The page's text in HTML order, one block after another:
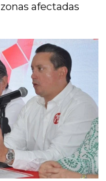
afectadas